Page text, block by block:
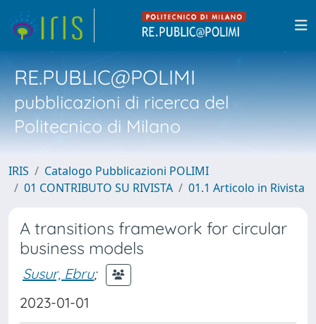
RE.PUBLIC@POLIMI
pubblicazioni di ricerca del
Politecnico di Milano
IRIS
Catalogo Pubblicazioni POLIMI
01 CONTRIBUTO SU RIVISTA
01.1 Articolo in Rivista
A transitions framework for circular
business models
Susur, Ebru;
2023-01-01